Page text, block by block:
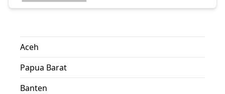
Aceh
Papua Barat
Banten